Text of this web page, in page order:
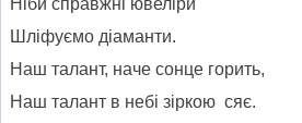
Шліфуємо діаманти.
Наш талант, наче сонце горить,
Наш талант в небі зіркою сяє.